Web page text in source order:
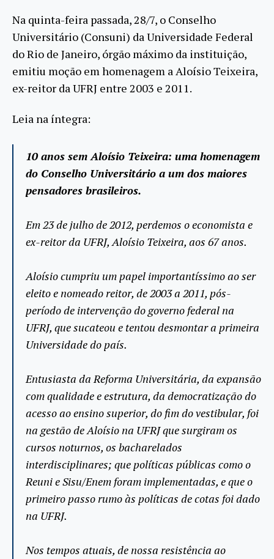
Na quinta-feira passada, 28/7, o Conselho
Universitário (Consuni) da Universidade Federal
do Rio de Janeiro, órgão máximo da instituição,
emitiu moção em homenagem a Aloísio Teixeira,
ex-reitor da UFRJ entre 2003 e 2011.
Leia na íntegra:
10 anos sem Aloísio Teixeira: uma homenagem
do Conselho Universitário a um dos maiores
pensadores brasileiros.
Em 23 de julho de 2012, perdemos o economista e
ex-reitor da UFRJ, Aloísio Teixeira, aos 67 anos.
Aloísio cumpriu um papel importantíssimo ao ser
eleito e nomeado reitor, de 2003 a 2011, pós-
período de intervenção do governo federal na
UFRJ, que sucateou e tentou desmontar a primeira
Universidade do país.
Entusiasta da Reforma Universitária, da expansão
com qualidade e estrutura, da democratização do
acesso ao ensino superior, do fim do vestibular, foi
na gestão de Aloísio na UFRJ que surgiram os
cursos noturnos, os bacharelados
interdisciplinares; que políticas públicas como o
Reuni e Sisu/Enem foram implementadas, e que o
primeiro passo rumo às políticas de cotas foi dado
na UFRJ.
Nos tempos atuais, de nossa resistência ao